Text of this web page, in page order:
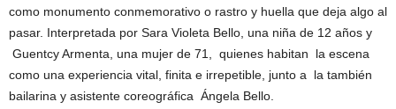
como monumento conmemorativo o rastro y huella que deja algo al
pasar. Interpretada por Sara Violeta Bello, una niña de 12 años y
Guentcy Armenta, una mujer de 71, quienes habitan la escena
como una experiencia vital, finita e irrepetible, junto a la también
bailarina y asistente coreográfica Ángela Bello.